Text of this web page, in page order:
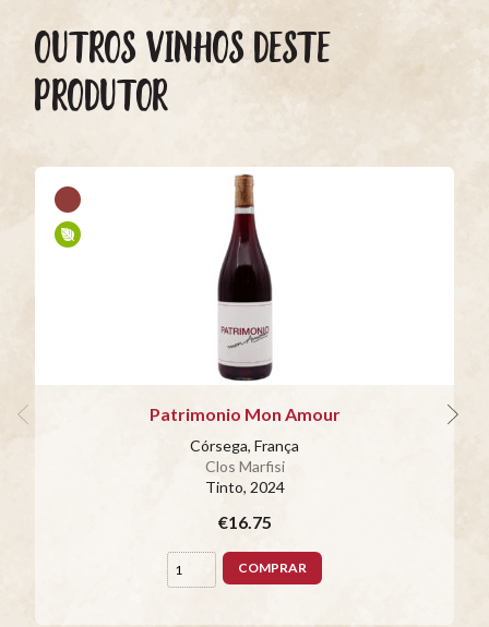
OUTROS VINHOS DESTE
PRODUTOR
Patrimonio Mon Amour
Córsega, França
Clos Marfisi
Tinto, 2024
€16.75
COMPRAR